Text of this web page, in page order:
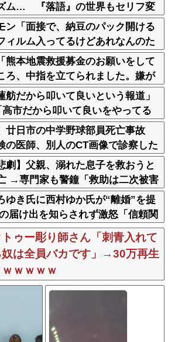
ム… 『落語』の世界もセリフ変
、現代にふさわしい表現模索の動
ン「面接で、納豆のパック開ける
ィルム入ってるけどあれなんのた
てって聞くわけ」
熊本地震救援募金のお願いをして
ろ、中指を立てられました。嫌が
」
舫だから叩いて良いという報道」
市だから叩いて良いをやってる
だろ」
廿日市の中学野球部員死亡事故
の医師、別人のCT画像で診察した
出血に気づかなかった可能性
劇】父親、溺れた息子を救おうと
→専門家も警鐘「救助は二次被害
ゆき氏に西村ゆか氏が“離婚”を提
届け出を知らされず激怒「信頼関
ず夫婦を続けるのは無理」
トゥー彫り師さん「刺青入れて
奴は全員バカです」→30万再生
ｗｗｗｗｗ